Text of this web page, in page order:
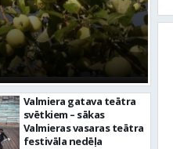
Valmiera gatava teātra
svētkiem – sākas
Valmieras vasaras teātra
festivāla nedēļa